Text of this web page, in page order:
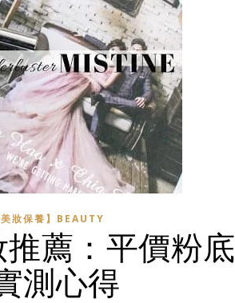
美妝保養】BEAUTY
推薦：平價粉底
測心得